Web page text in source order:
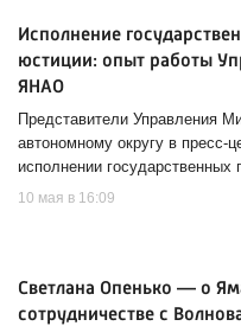
Исполнение
юстиции: опыт работы
ЯНАО
Представители Управления
автономному округу в пресс-
исполнении
10 мая в 16:09
Светлана Опенько — о
сотрудничестве с